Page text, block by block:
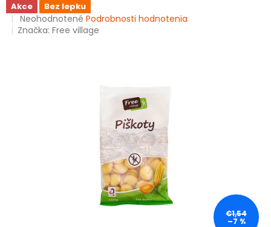
Akce Bez lepku
Priemerné
hodnotenie
Neohodnotené Podrobnosti hodnotenia
Značka:Free village
€1,54
–7 %